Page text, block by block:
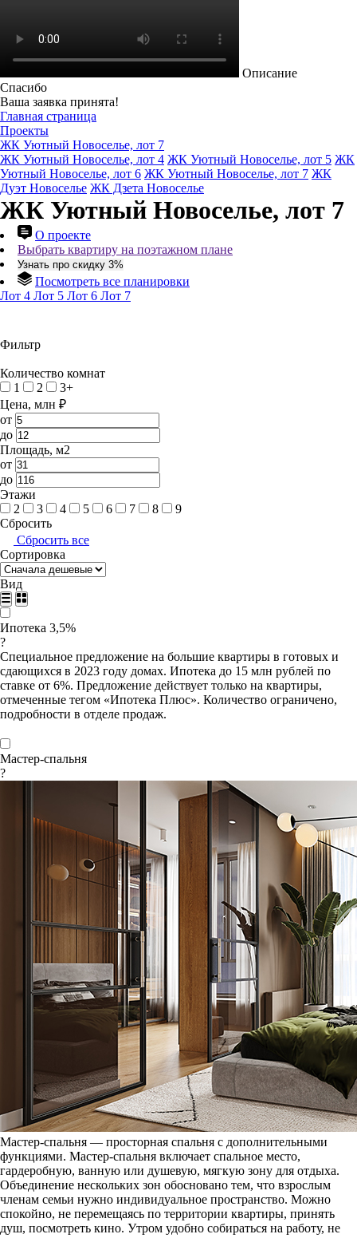
Описание
Спасибо
Ваша заявка принята!
Главная страница
Проекты
ЖК Уютный Новоселье, лот 7
ЖК Уютный Новоселье, лот 4 ЖК Уютный Новоселье, лот 5 ЖК
Уютный Новоселье, лот 6 ЖК Уютный Новоселье, лот 7 ЖК
Дуэт Новоселье ЖК Дзета Новоселье
ЖК Уютный Новоселье, лот 7
О проекте
Выбрать квартиру на поэтажном плане
Узнать про скидку 3%
Посмотреть все планировки
Лот 4 Лот 5 Лот 6 Лот 7
Фильтр
Количество комнат
1
2
3+
Цена, млн ₽
от
до
Площадь, м2
от
до
Этажи
2
3 4 5 6 7 8
9
Сбросить
Сбросить все
Сортировка
Вид
Ипотека 3,5%
?
Специальное предложение на большие квартиры в готовых и
сдающихся в 2023 году домах. Ипотека до 15 млн рублей по
ставке от 6%. Предложение действует только на квартиры,
отмеченные тегом «Ипотека Плюс». Количество ограничено,
подробности в отделе продаж.
Мастер-спальня
?
Мастер-спальня — просторная спальня с дополнительными
функциями. Мастер-спальня включает спальное место,
гардеробную, ванную или душевую, мягкую зону для отдыха.
Объединение нескольких зон обосновано тем, что взрослым
членам семьи нужно индивидуальное пространство. Можно
спокойно, не перемещаясь по территории квартиры, принять
душ, посмотреть кино. Утром удобно собираться на работу, не